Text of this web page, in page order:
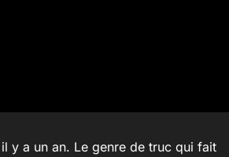
y a un an. Le genre de truc qui fait